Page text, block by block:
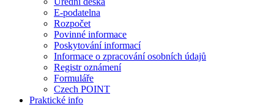
E-podatelna
Rozpočet
Povinné informace
Poskytování informací
Informace o zpracování osobních údajů
Registr oznámení
Formuláře
Czech POINT
Praktické info